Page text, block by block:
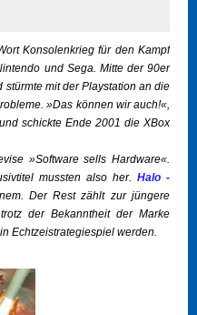
Konsolenkrieg für den Kampf
und Sega. Mitte der 90er
mit der Playstation an die
»Das können wir auch!«,
schickte Ende 2001 die XBox
»Software sells Hardware«.
mussten also her. Halo -
Der Rest zählt zur jüngere
der Bekanntheit der Marke
Echtzeistrategiespiel werden.